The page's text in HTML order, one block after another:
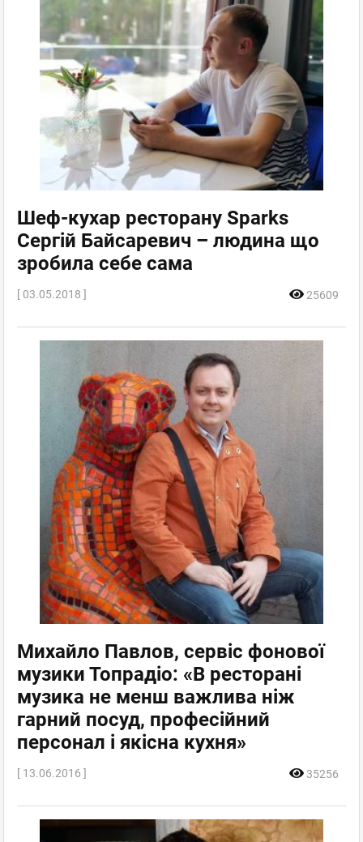
Шеф-кухар ресторану Sparks
Сергій Байсаревич – людина що
зробила себе сама
[ 03.05.2018 ] 25609
Михайло Павлов, сервіс фонової
музики Топрадіо: «В ресторані
музика не менш важлива ніж
гарний посуд, професійний
персонал і якісна кухня»
[ 13.06.2016 ] 35256